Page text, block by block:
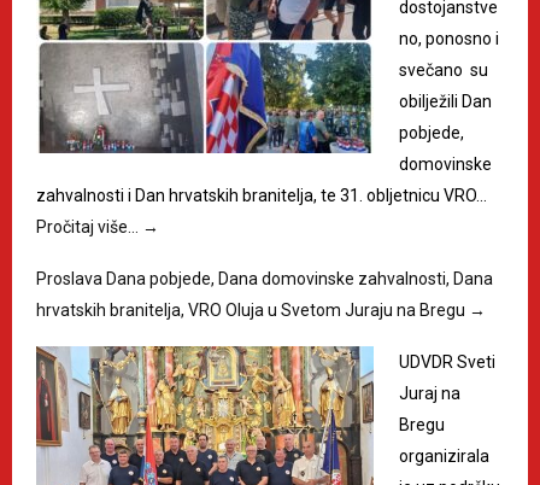
dostojanstve
no, ponosno i
svečano su
obilježili Dan
pobjede,
domovinske
zahvalnosti i Dan hrvatskih branitelja, te 31. obljetnicu VRO…
Pročitaj više…
→
Proslava Dana pobjede, Dana domovinske zahvalnosti, Dana
hrvatskih branitelja, VRO Oluja u Svetom Juraju na Bregu →
UDVDR Sveti
Juraj na
Bregu
organizirala